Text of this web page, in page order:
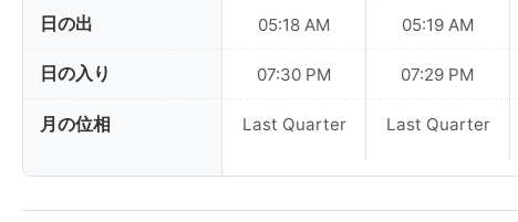
日の出
日の入り
月の位相
05:18 AM
07:30 PM
Last Quarter
05:19 AM
07:29 PM
Last Quarter